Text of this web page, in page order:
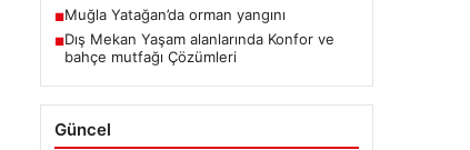
■Muğla Yatağan’da orman yangını
■Dış Mekan Yaşam alanlarında Konfor ve
bahçe mutfağı Çözümleri
Güncel